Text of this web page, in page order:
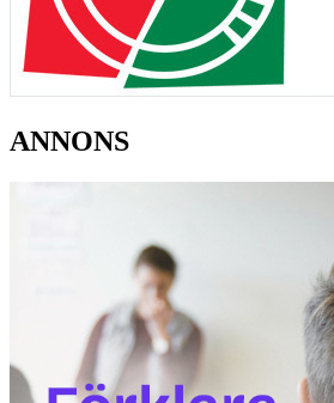
ANNONS